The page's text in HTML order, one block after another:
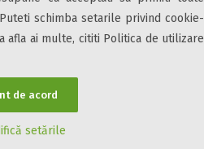
schimba setarile privind cookie-
afla ai multe, cititi Politica de utilizare
de acord
setările